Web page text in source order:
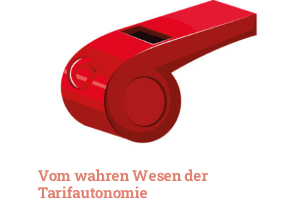
Vom wahren Wesen der
Tarifautonomie